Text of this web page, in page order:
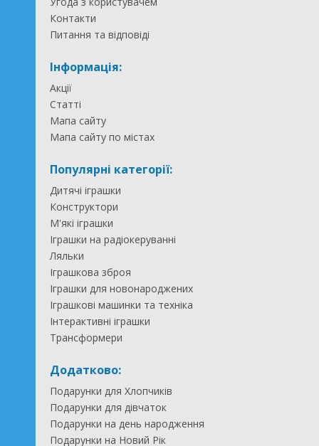
Контакти
Питання та відповіді
Інформація:
Акції
Статті
Мапа сайту
Мапа сайту по містах
Популярні категорії:
Дитячі іграшки
Конструктори
М'які іграшки
Іграшки на радіокеруванні
Ляльки
Іграшкова зброя
Іграшки для новонароджених
Іграшкові машинки та техніка
Інтерактивні іграшки
Трансформери
Додатково:
Подарунки для Хлопчиків
Подарунки для дівчаток
Подарунки на день народження
Подарунки на Новий Рік